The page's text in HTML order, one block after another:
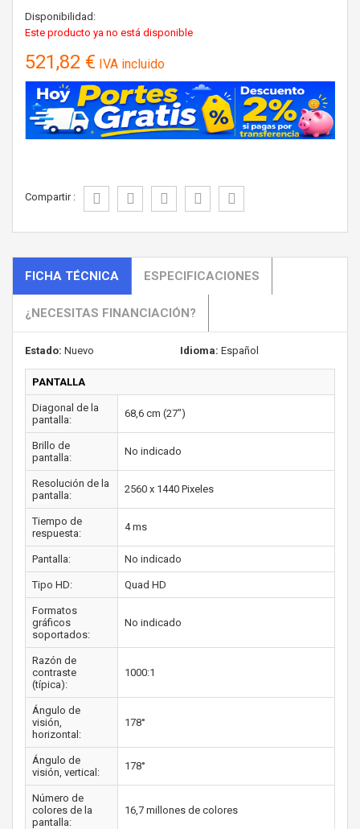
Disponibilidad:
Este producto ya no está disponible
521,82 € IVA incluido
Compartir :
FICHA TÉCNICA ESPECIFICACIONES
¿NECESITAS FINANCIACIÓN?
Estado: Nuevo Idioma: Español
PANTALLA
Diagonal de la
pantalla:
68,6 cm (27")
Brillo de
pantalla:
No indicado
Resolución de la
pantalla:
2560 x 1440 Pixeles
Tiempo de
respuesta:
4 ms
Pantalla: No indicado
Tipo HD: Quad HD
Formatos
gráficos
soportados:
No indicado
Razón de
contraste
(típica):
1000:1
Ángulo de
visión,
horizontal:
178°
Ángulo de
visión, vertical:
178°
Número de
colores de la
pantalla:
16,7 millones de colores